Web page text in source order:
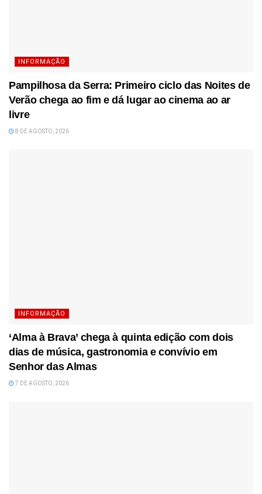
INFORMAÇÃO
Pampilhosa da Serra: Primeiro ciclo das Noites de
Verão chega ao fim e dá lugar ao cinema ao ar
livre
8 DE AGOSTO, 2026
INFORMAÇÃO
‘Alma à Brava’ chega à quinta edição com dois
dias de música, gastronomia e convívio em
Senhor das Almas
7 DE AGOSTO, 2026